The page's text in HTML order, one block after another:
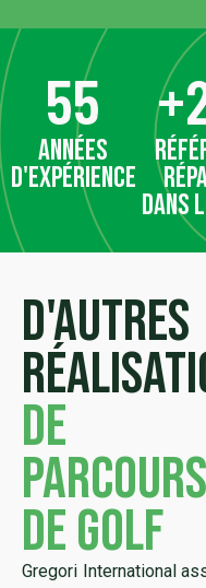
années
d'expérience
55
dans
+
D'autres
de
parcours
de golf
Gregori International